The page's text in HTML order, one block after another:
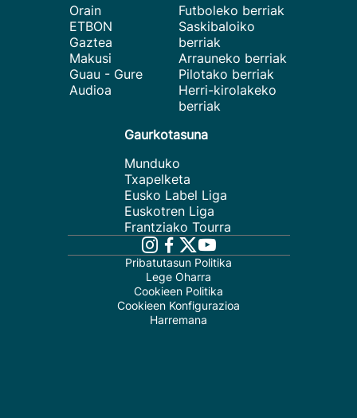
Orain
ETBON
Gaztea
Makusi
Guau - Gure
Audioa
Futboleko berriak
Saskibaloiko
berriak
Arrauneko berriak
Pilotako berriak
Herri-kirolakeko
berriak
Gaurkotasuna
Munduko
Txapelketa
Eusko Label Liga
Euskotren Liga
Frantziako Tourra
Pribatutasun Politika
Lege Oharra
Cookieen Politika
Cookieen Konfigurazioa
Harremana